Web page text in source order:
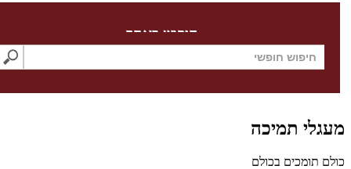
חיפוש באתר
תמיכה
תומכים בכולם